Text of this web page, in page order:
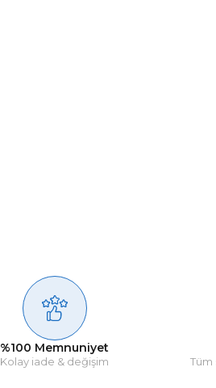
%100 Memnuniyet
Kolay iade & değişim Tüm